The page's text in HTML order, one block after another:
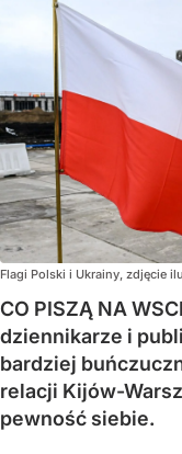
Flagi Polski i Ukrainy, zdjęcie
CO PISZĄ NA
dziennikarze i
bardziej
relacji Kijów-
pewność siebie.